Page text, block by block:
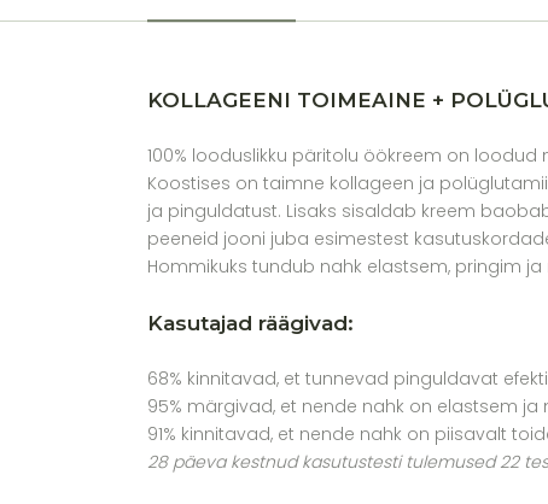
KOLLAGEENI TOIMEAINE +
100% looduslikku päritolu öökreem on
Koostises on taimne kollageen ja
ja pinguldatust. Lisaks sisaldab kreem
peeneid jooni juba esimestest
Hommikuks tundub nahk elastsem, pringim
Kasutajad räägivad:
68% kinnitavad, et tunnevad pinguldavat
95% märgivad, et nende nahk on elastsem
91% kinnitavad, et nende nahk on piisavalt
28 päeva kestnud kasutustesti tulemused 22